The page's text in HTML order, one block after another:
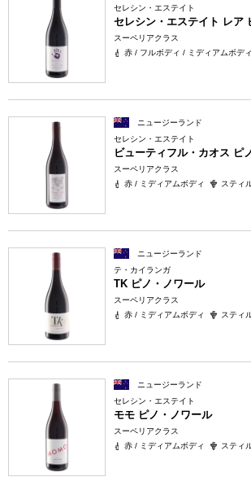
セレシン・エステイト
セレシン・エステイト レア
スーペリアクラス
赤 / フルボディ / ミディアムボディ
ニュージーランド
セレシン・エステイト
ビューティフル・カオス ピ
スーペリアクラス
赤 / ミディアムボディ
スティ
ニュージーランド
テ・カイランガ
TK ピノ・ノワール
スーペリアクラス
赤 / ミディアムボディ
スティ
ニュージーランド
セレシン・エステイト
モモ ピノ・ノワール
スーペリアクラス
赤 / ミディアムボディ
スティ